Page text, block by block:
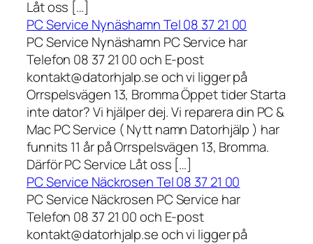
Låt oss […]
PC Service Nynäshamn Tel 08 37 21 00
PC Service Nynäshamn PC Service har
Telefon 08 37 21 00 och E-post
kontakt@datorhjalp.se och vi ligger på
Orrspelsvägen 13, Bromma Öppet tider Starta
inte dator? Vi hjälper dej. Vi reparera din PC &
Mac PC Service ( Nytt namn Datorhjälp ) har
funnits 11 år på Orrspelsvägen 13, Bromma.
Därför PC Service Låt oss […]
PC Service Näckrosen Tel 08 37 21 00
PC Service Näckrosen PC Service har
Telefon 08 37 21 00 och E-post
kontakt@datorhjalp.se och vi ligger på